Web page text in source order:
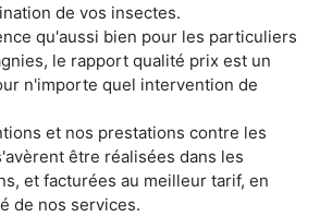
de vos insectes.
qu'aussi bien pour les particuliers
le rapport qualité prix est un
n'importe quel intervention de
et nos prestations contre les
être réalisées dans les
et facturées au meilleur tarif, en
de nos services.